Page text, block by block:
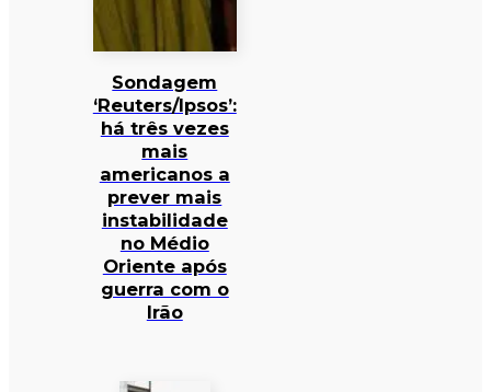
Sondagem
‘Reuters/Ipsos’:
há três vezes
mais
americanos a
prever mais
instabilidade
no Médio
Oriente após
guerra com o
Irão